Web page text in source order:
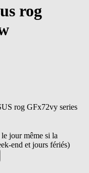
rog
rog GFx72vy series
jour même si la
end et jours fériés)